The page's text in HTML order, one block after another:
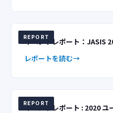
REPORT
イベントレポート：JASIS
レポートを読む
REPORT
イベントレポート : 2020 ユ